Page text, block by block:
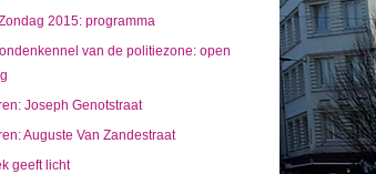
2015: programma
van de politiezone: open
Joseph Genotstraat
Auguste Van Zandestraat
geeft licht